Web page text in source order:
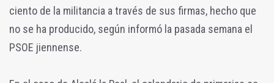
ciento de la militancia a través de sus firmas, hecho que
no se ha producido, según informó la pasada semana el
PSOE jiennense.